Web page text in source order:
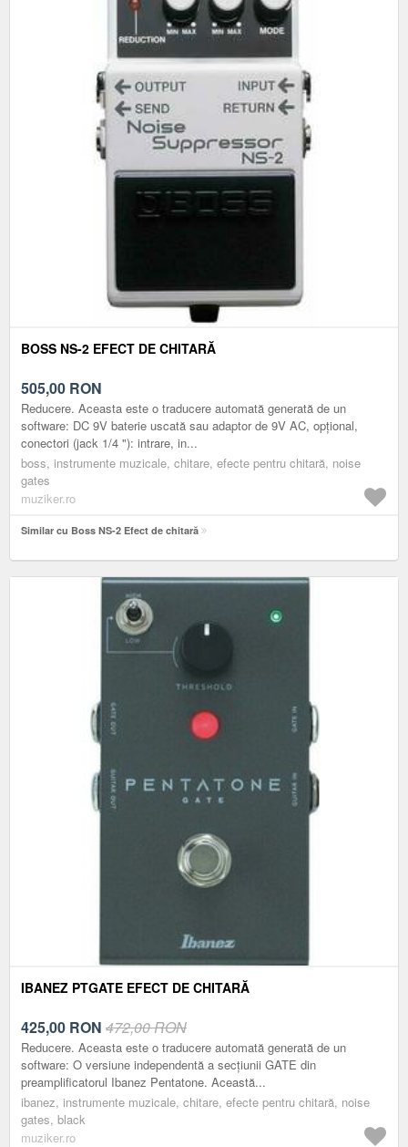
BOSS NS-2 EFECT DE CHITARĂ
505,00 RON
Reducere. Aceasta este o traducere automată generată de un
software: DC 9V baterie uscată sau adaptor de 9V AC, opțional,
conectori (jack 1/4 "): intrare, in...
boss, instrumente muzicale, chitare, efecte pentru chitară, noise
gates
muziker.ro
Similar cu Boss NS-2 Efect de chitară
IBANEZ PTGATE EFECT DE CHITARĂ
425,00 RON 472,00 RON
Reducere. Aceasta este o traducere automată generată de un
software: O versiune independentă a secțiunii GATE din
preamplificatorul Ibanez Pentatone. Această...
ibanez, instrumente muzicale, chitare, efecte pentru chitară, noise
gates, black
muziker.ro